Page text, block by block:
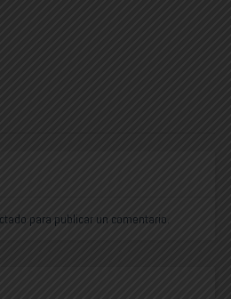
para publicar un comentario.